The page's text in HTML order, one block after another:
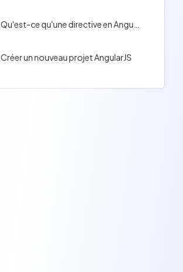
Créer un nouveau projet AngularJS